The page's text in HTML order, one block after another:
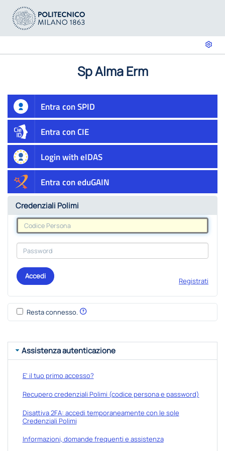
Sp Alma Erm
Entra con SPID
Entra con CIE
Login with eIDAS
Entra con eduGAIN
Credenziali Polimi
Accedi
Registrati
Resta connesso.
Assistenza autenticazione
E' il tuo primo accesso?
Recupero credenziali Polimi (codice persona e password)
Disattiva 2FA: accedi temporaneamente con le sole
Credenziali Polimi
Informazioni, domande frequenti e assistenza